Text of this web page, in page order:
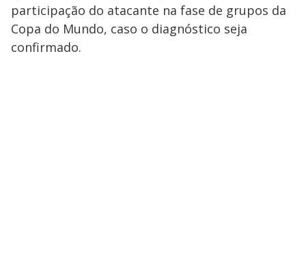
participação do atacante na fase de grupos da
Copa do Mundo, caso o diagnóstico seja
confirmado.